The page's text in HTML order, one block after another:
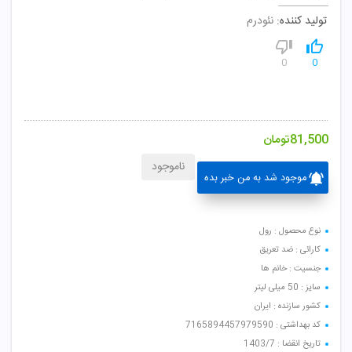
تولید کننده: نئودرم
0
0
81,500تومان
موجود شد به من خبر بده
ناموجود
نوع محصول : رول
کارائی : ضد تعریق
جنسیت : خانم ها
سایز : 50 میلی لیتر
کشور سازنده : ایران
کد بهداشتی : 7165894457979590
تاریخ انقضا : 1403/7